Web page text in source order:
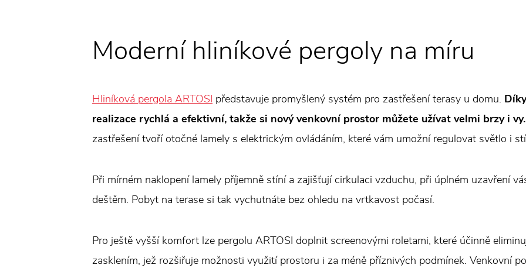
Moderní hliníkové pergoly na míru
Hliníková pergola ARTOSI představuje promyšlený systém pro zastřešení terasy u domu.
realizace rychlá a efektivní, takže si nový venkovní prostor můžete užívat velmi brzy i vy.
zastřešení tvoří otočné lamely s elektrickým ovládáním, které vám umožní regulovat světlo i
Při mírném naklopení lamely příjemně stíní a zajišťují cirkulaci vzduchu, při úplném uzavření
deštěm. Pobyt na terase si tak vychutnáte bez ohledu na vrtkavost počasí.
Pro ještě vyšší komfort lze pergolu ARTOSI doplnit screenovými roletami, které účinně
zasklením, jež rozšiřuje možnosti využití prostoru i za méně příznivých podmínek. Venkovní